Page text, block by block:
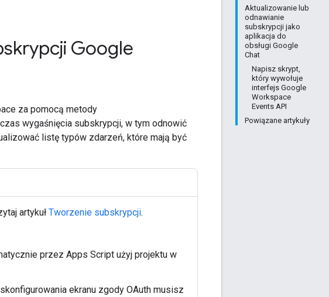
Aktualizowanie lub
odnawianie
subskrypcji jako
aplikacja do
obsługi Google
Chat
Napisz skrypt,
który wywołuje
interfejs Google
Workspace
Events API
Powiązane artykuły
Google
za pomocą metody
wygaśnięcia subskrypcji, w tym odnowić
listę typów zdarzeń, które mają być
artykuł Tworzenie subskrypcji.
przez Apps Script użyj projektu w
ekranu zgody OAuth musisz